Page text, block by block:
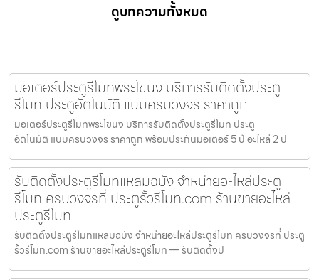
ดูบทความทั้งหมด
มอเตอร์ประตูรีโมทพระโขนง บริการรับติดตั้งประตู
รีโมท ประตูอัตโนมัติ แบบครบวงจร ราคาถูก
มอเตอร์ประตูรีโมทพระโขนง บริการรับติดตั้งประตูรีโมท ประตู
อัตโนมัติ แบบครบวงจร ราคาถูก พร้อมประกันมอเตอร์ 5 ปี อะไหล่ 2 ป
รับติดตั้งประตูรีโมทแหลมฉบัง จำหน่ายอะไหล่ประตู
รีโมท ครบวงจรที่ ประตูรั้วรีโมท.com ร้านขายอะไหล่
ประตูรีโมท
รับติดตั้งประตูรีโมทแหลมฉบัง จำหน่ายอะไหล่ประตูรีโมท ครบวงจรที่ ประตู
รั้วรีโมท.com ร้านขายอะไหล่ประตูรีโมท — รับติดตั้งป